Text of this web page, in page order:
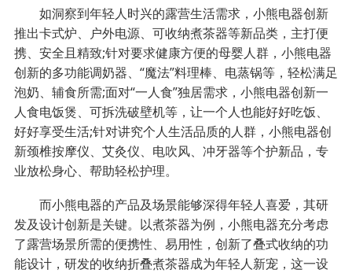
如洞察到年轻人时兴的露营生活需求，小熊电器创新
推出卡式炉、户外电源、可收纳煮茶器等新品类，主打便
携、安全且精致;针对要求健康方便的母婴人群，小熊电器
创新的多功能调奶器、“魔法”料理棒、电蒸锅等，轻松满足
泡奶、辅食所需;面对“一人食”独居需求，小熊电器创新一
人食电饭煲、可拆洗破壁机等，让一个人也能好好吃饭、
好好享受生活;针对讲究个人生活品质的人群，小熊电器创
新颈椎按摩仪、艾灸仪、电吹风、冲牙器等个护新品，专
业放松身心、帮助轻松护理。
而小熊电器的产品及场景能够深得年轻人喜爱，其研
发及设计创新是关键。以煮茶器为例，小熊电器充分考虑
了露营场景所需的便携性、易用性，创新了叠式收纳的功
能设计，研发的收纳折叠煮茶器成为年轻人新宠，这一设